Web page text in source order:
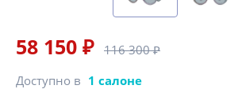
58 150 ₽ 116 300 ₽
Доступно в 1 салоне